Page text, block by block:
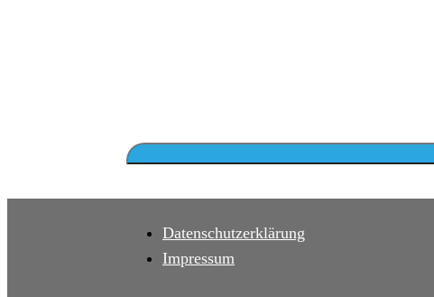
Datenschutzerklärung
Impressum